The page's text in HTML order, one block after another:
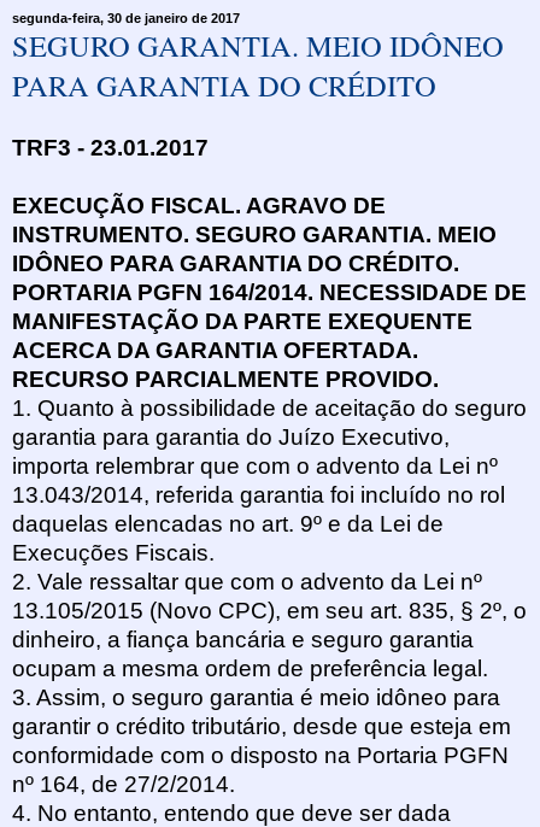
segunda-feira, 30 de janeiro de 2017
SEGURO GARANTIA. MEIO IDÔNEO
PARA GARANTIA DO CRÉDITO
TRF3 - 23.01.2017
EXECUÇÃO FISCAL. AGRAVO DE
INSTRUMENTO. SEGURO GARANTIA. MEIO
IDÔNEO PARA GARANTIA DO CRÉDITO.
PORTARIA PGFN 164/2014. NECESSIDADE DE
MANIFESTAÇÃO DA PARTE EXEQUENTE
ACERCA DA GARANTIA OFERTADA.
RECURSO PARCIALMENTE PROVIDO.
1. Quanto à possibilidade de aceitação do seguro
garantia para garantia do Juízo Executivo,
importa relembrar que com o advento da Lei nº
13.043/2014, referida garantia foi incluído no rol
daquelas elencadas no art. 9º e da Lei de
Execuções Fiscais.
2. Vale ressaltar que com o advento da Lei nº
13.105/2015 (Novo CPC), em seu art. 835, § 2º, o
dinheiro, a fiança bancária e seguro garantia
ocupam a mesma ordem de preferência legal.
3. Assim, o seguro garantia é meio idôneo para
garantir o crédito tributário, desde que esteja em
conformidade com o disposto na Portaria PGFN
nº 164, de 27/2/2014.
4. No entanto, entendo que deve ser dada